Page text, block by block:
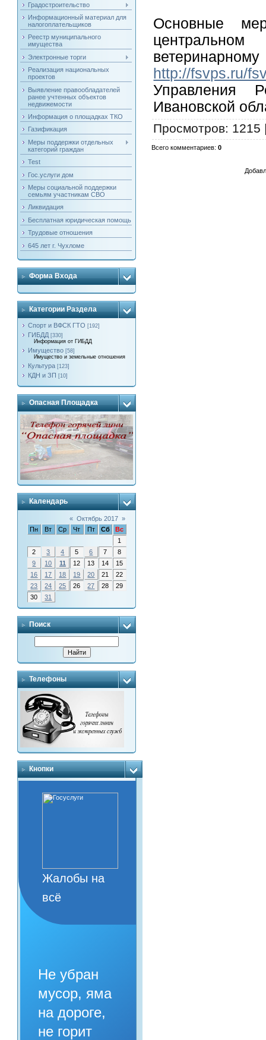
Градостроительство
Информационный материал для
налогоплательщиков
Реестр муниципального
имущества
Электронные торги
Реализация национальных
проектов
Выявление правообладателей
ранее учтенных объектов
недвижемости
Информация о площадках ТКО
Газификация
Меры поддержки отдельных
категорий граждан
Test
Гос.услуги дом
Меры социальной поддержки
семьям участникам СВО
Ликвидация
Бесплатная юридическая помощь
Трудовые отношения
645 лет г. Чухломе
Форма Входа
Категории Раздела
Спорт и ВФСК ГТО [192]
ГИБДД [330]
Информация от ГИБДД
Имущество [58]
Имущество и земельные отношения
Культура [123]
КДН и ЗП [10]
Опасная Площадка
Календарь
« Октябрь 2017 »
Пн
Вт Ср Чт Пт Сб
Вс
1
2
3 4 5 6 7
8
9
10 11 12 13 14
15
16
17 18 19 20 21
22
23
24 25 26 27 28
29
30
31
Поиск
Телефоны
Кнопки
Жалобы на
всё
Не убран
мусор, яма
на дороге,
не горит
Основные
http://fsvps.ru/
Управления
Ивановской
Просмотров:
Всего комментариев:0